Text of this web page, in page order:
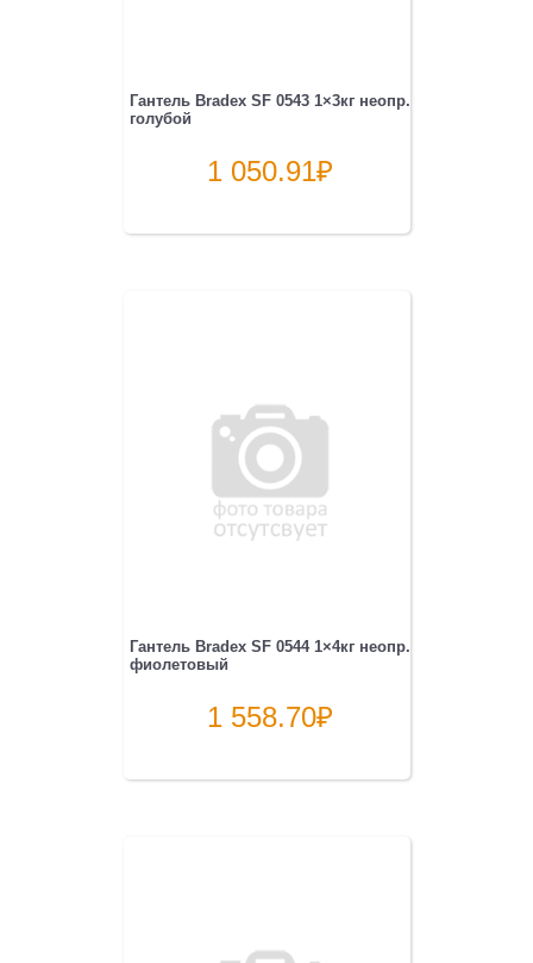
Гантель Bradex SF 0543 1×3кг неопр.
голубой
1 050.91₽
Гантель Bradex SF 0544 1×4кг неопр.
фиолетовый
1 558.70₽